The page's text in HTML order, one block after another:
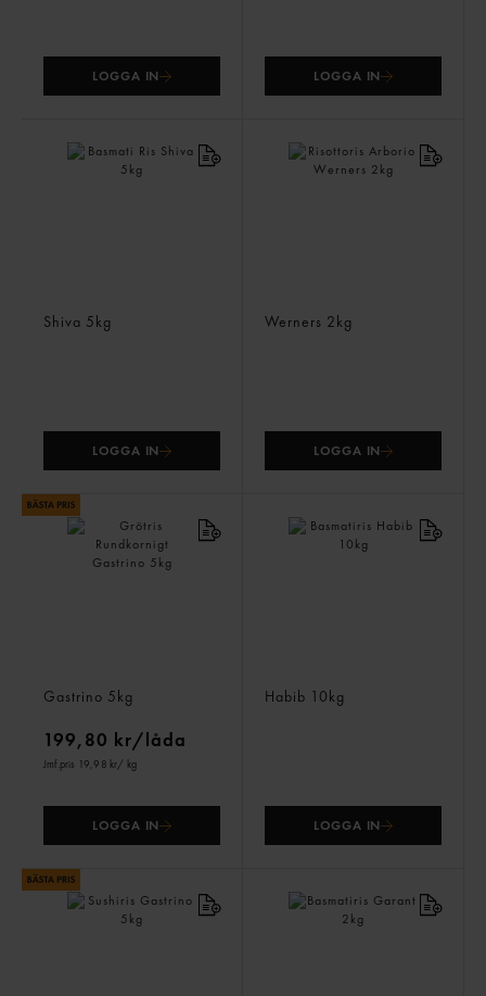
LOGGA IN LOGGA IN
Shiva 5kg
LOGGA IN
Werners 2kg
LOGGA IN
Gastrino 5kg
199,80 kr/låda
Jmf.pris 19,98 kr/ kg
LOGGA IN
Habib 10kg
LOGGA IN